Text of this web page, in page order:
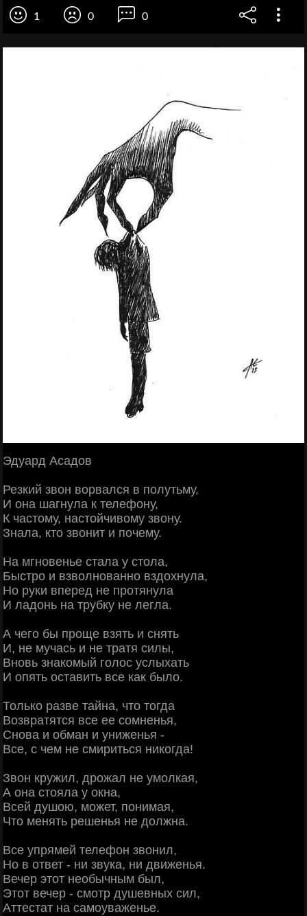
1 0 0
Эдуард Асадов
Резкий звон ворвался в полутьму,
И она шагнула к телефону,
К частому, настойчивому звону.
Знала, кто звонит и почему.
На мгновенье стала у стола,
Быстро и взволнованно вздохнула,
Но руки вперед не протянула
И ладонь на трубку не легла.
А чего бы проще взять и снять
И, не мучась и не тратя силы,
Вновь знакомый голос услыхать
И опять оставить все как было.
Только разве тайна, что тогда
Возвратятся все ее сомненья,
Снова и обман и униженья -
Все, с чем не смириться никогда!
Звон кружил, дрожал не умолкая,
А она стояла у окна,
Всей душою, может, понимая,
Что менять решенья не должна.
Все упрямей телефон звонил,
Но в ответ - ни звука, ни движенья.
Вечер этот необычным был,
Этот вечер - смотр душевных сил,
Аттестат на самоуваженье.